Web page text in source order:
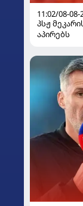
11:02/08-08-
პსჟ
აპირებს